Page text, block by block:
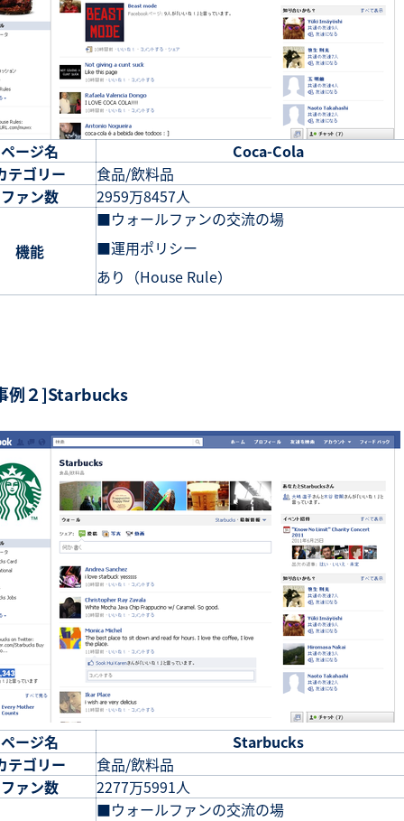
ページ名
Coca-Cola
テゴリー
食品/飲料品
ファン数
2959万8457人
機能
■ウォールファンの交流の場
■運用ポリシー
あり（House Rule）
例２]Starbucks
ページ名
Starbucks
テゴリー
食品/飲料品
ファン数
2277万5991人
■ウォールファンの交流の場